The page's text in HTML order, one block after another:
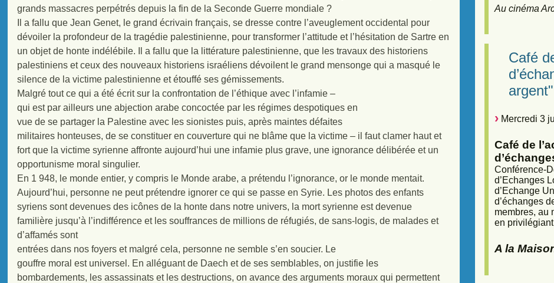
Au cinéma
Café
argent"
Mercredi 3
Café de
Conférence-
d’Echanges
d’Echange
d’échanges
membres, au
en
A la
grands massacres perpétrés depuis la fin de la Seconde Guerre mondiale ?
Il a fallu que Jean Genet, le grand écrivain français, se dresse contre l’aveuglement occidental pour
dévoiler la profondeur de la tragédie palestinienne, pour transformer l’attitude et l’hésitation de Sartre en
un objet de honte indélébile. Il a fallu que la littérature palestinienne, que les travaux des historiens
palestiniens et ceux des nouveaux historiens israéliens dévoilent le grand mensonge qui a masqué le
silence de la victime palestinienne et étouffé ses gémissements.
Malgré tout ce qui a été écrit sur la confrontation de l’éthique avec l’infamie –
qui est par ailleurs une abjection arabe concoctée par les régimes despotiques en
vue de se partager la Palestine avec les sionistes puis, après maintes défaites
militaires honteuses, de se constituer en couverture qui ne blâme que la victime – il faut clamer haut et
fort que la victime syrienne affronte aujourd’hui une infamie plus grave, une ignorance délibérée et un
opportunisme moral singulier.
En 1 948, le monde entier, y compris le Monde arabe, a prétendu l’ignorance, or le monde mentait.
Aujourd’hui, personne ne peut prétendre ignorer ce qui se passe en Syrie. Les photos des enfants
syriens sont devenues des icônes de la honte dans notre univers, la mort syrienne est devenue
familière jusqu’à l’indifférence et les souffrances de millions de réfugiés, de sans-logis, de malades et
d’affamés sont
entrées dans nos foyers et malgré cela, personne ne semble s’en soucier. Le
gouffre moral est universel. En alléguant de Daech et de ses semblables, on justifie les
bombardements, les assassinats et les destructions, on avance des arguments moraux qui permettent